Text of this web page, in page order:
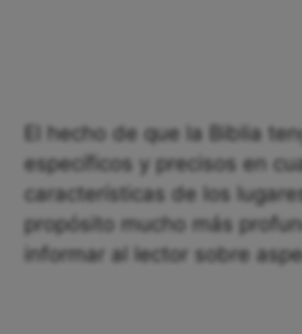
El hecho de que la Biblia
específicos y precisos en
características de los
propósito mucho más
informar al lector sobre